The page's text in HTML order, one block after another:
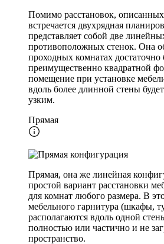
Помимо расстановок,
встречается двухрядная
представляет собой две
противоположных стенок. Она
проходных комнатах
преимущественно квадратной
помещение при установке
вдоль более длинной стены
узким.
Прямая
Прямая, она же линейная
простой вариант расстановки
для комнат любого размера. В
мебельного гарнитура (шкафы,
располагаются вдоль одной
полностью или частично и не
пространство.